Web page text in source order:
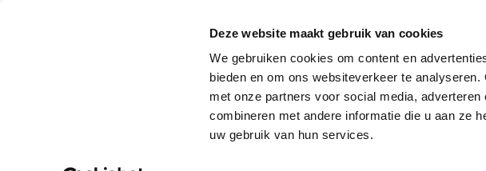
Deze website maakt gebruik van cookies
We gebruiken cookies om content en
bieden en om ons websiteverkeer te
met onze partners voor social media,
combineren met andere informatie die u aan ze
uw gebruik van hun services.
Zoek huisdier Plaats huisdier Hoe werkt